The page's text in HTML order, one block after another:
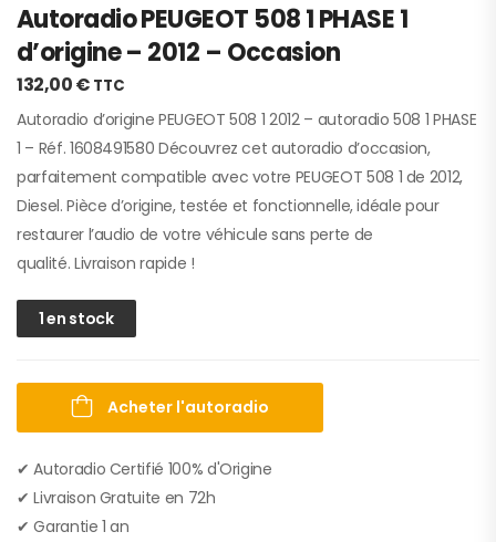
Autoradio PEUGEOT 508 1 PHASE 1
d’origine – 2012 – Occasion
132,00€ TTC
Autoradio d’origine PEUGEOT 508 1 2012 – autoradio 508 1 PHASE
1 – Réf. 1608491580 Découvrez cet autoradio d’occasion,
parfaitement compatible avec votre PEUGEOT 508 1 de 2012,
Diesel. Pièce d’origine, testée et fonctionnelle, idéale pour
restaurer l’audio de votre véhicule sans perte de
qualité. Livraison rapide !
1 en stock
Acheter l'autoradio
✔ Autoradio Certifié 100% d'Origine
✔︎ Livraison Gratuite en 72h
✔︎ Garantie 1 an